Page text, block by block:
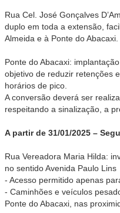
Rua Cel. José Gonçalves
duplo em toda a extensão,
Almeida e à Ponte do Abacaxi.
Ponte do Abacaxi:
objetivo de reduzir retenções
horários de pico.
A conversão deverá ser
respeitando a sinalização, a
A partir de 31/01/2025 –
Rua Vereadora Maria Hilda:
no sentido Avenida Paulo
- Acesso permitido apenas
- Caminhões e veículos
Ponte do Abacaxi, nas